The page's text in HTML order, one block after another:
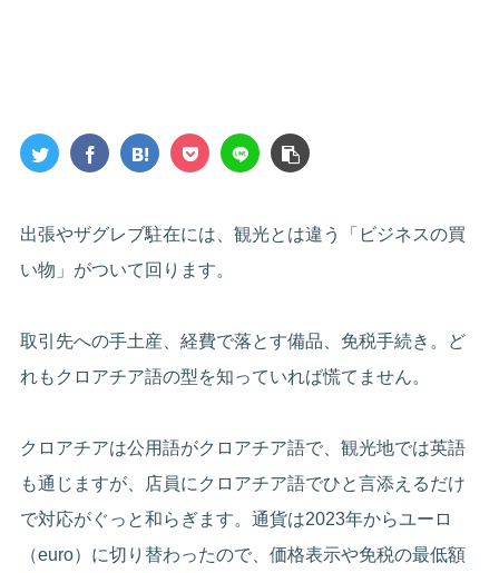
出張やザグレブ駐在には、観光とは違う「ビジネスの買
い物」がついて回ります。
取引先への手土産、経費で落とす備品、免税手続き。ど
れもクロアチア語の型を知っていれば慌てません。
クロアチアは公用語がクロアチア語で、観光地では英語
も通じますが、店員にクロアチア語でひと言添えるだけ
で対応がぐっと和らぎます。通貨は2023年からユーロ
（euro）に切り替わったので、価格表示や免税の最低額